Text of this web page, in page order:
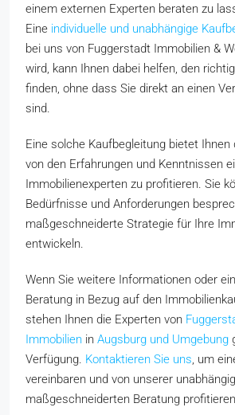
einem externen Experten beraten zu
Eine individuelle und unabhängige
bei uns von Fuggerstadt Immobilien &
wird, kann Ihnen dabei helfen, den
finden, ohne dass Sie direkt an einen
sind.
Eine solche Kaufbegleitung bietet Ihnen
von den Erfahrungen und Kenntnissen
Immobilienexperten zu profitieren. Sie
Bedürfnisse und Anforderungen
maßgeschneiderte Strategie für Ihre
entwickeln.
Wenn Sie weitere Informationen oder
Beratung in Bezug auf den
stehen Ihnen die Experten von
Immobilien in Augsburg und Umgebung
Verfügung. Kontaktieren Sie uns , um
vereinbaren und von unserer
maßgeschneiderten Beratung